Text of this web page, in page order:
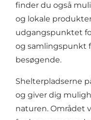
finder du også
og lokale
udgangspunktet
og samlingspunkt
besøgende.
Shelterpladserne
og giver dig
naturen. Området